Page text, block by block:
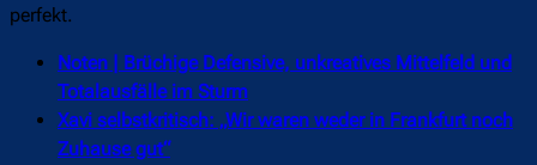
perfekt.
Noten | Brüchige Defensive, unkreatives Mittelfeld und
Totalausfälle im Sturm
Xavi selbstkritisch: „Wir waren weder in Frankfurt noch
Zuhause gut“